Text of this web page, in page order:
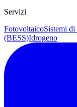
Servizi
FotovoltaicoSistemi
(BESS)Idrogeno